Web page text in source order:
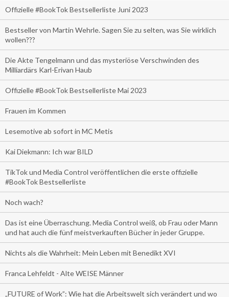
Offizielle #BookTok Bestsellerliste Juni 2023
Bestseller von Martin Wehrle. Sagen Sie zu selten, was Sie wirklich
wollen???
Die Akte Tengelmann und das mysteriöse Verschwinden des
Milliardärs Karl-Erivan Haub
Offizielle #BookTok Bestsellerliste Mai 2023
Frauen im Kommen
Lesemotive ab sofort in MC Metis
Kai Diekmann: Ich war BILD
TikTok und Media Control veröffentlichen die erste offizielle
#BookTok Bestsellerliste
Noch wach?
Das ist eine Überraschung. Media Control weiß, ob Frau oder Mann
und hat auch die fünf meistverkauften Bücher in jeder Gruppe.
Nichts als die Wahrheit: Mein Leben mit Benedikt XVI
Franca Lehfeldt - Alte WEISE Männer
„FUTURE of Work”: Wie hat die Arbeitswelt sich verändert und wo